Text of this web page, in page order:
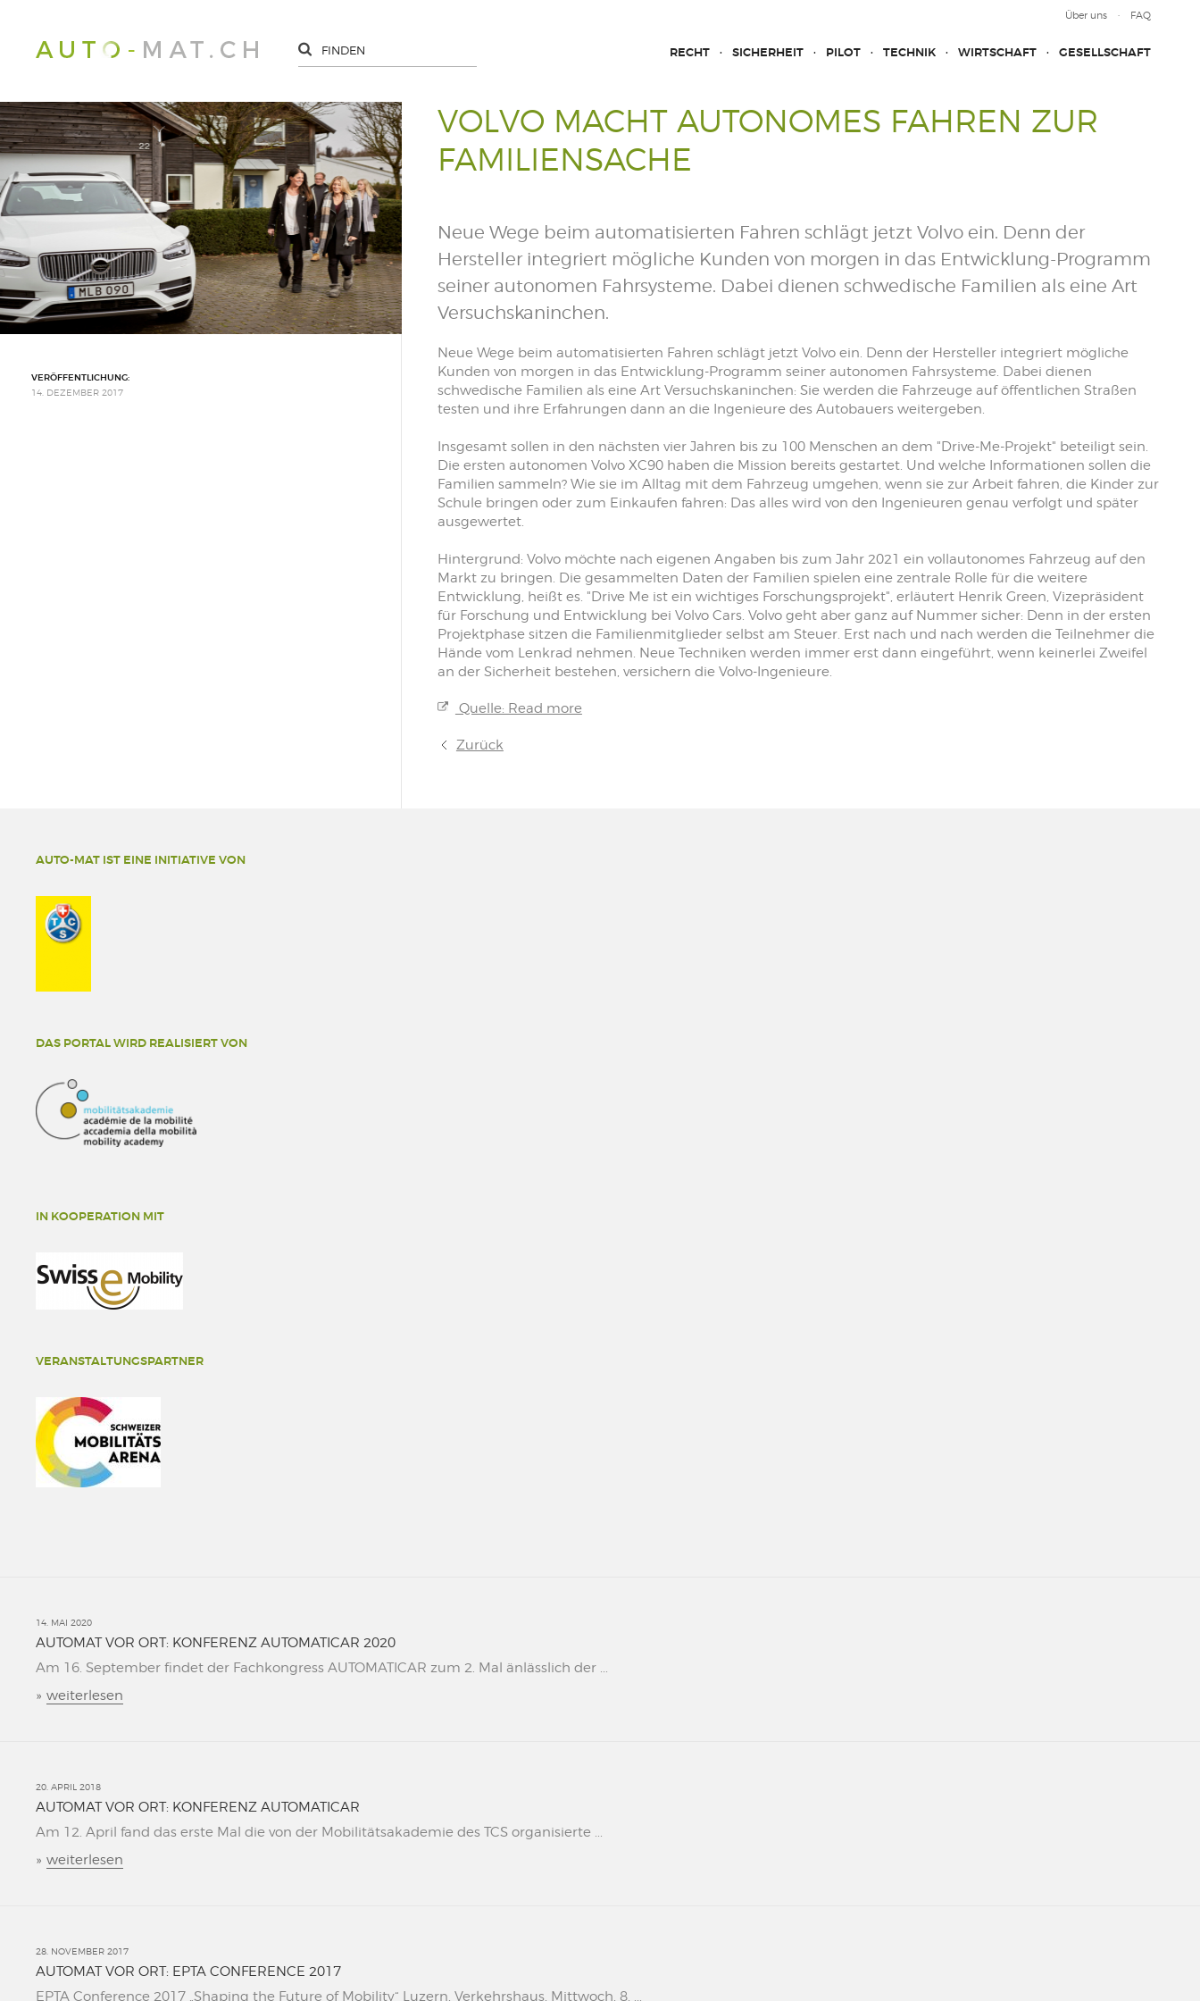
Über uns FAQ
RECHT SICHERHEIT PILOT TECHNIK WIRTSCHAFT GESELLSCHAFT
VOLVO MACHT AUTONOMES FAHREN ZUR
FAMILIENSACHE
Neue Wege beim automatisierten Fahren schlägt jetzt Volvo ein. Denn der
Hersteller integriert mögliche Kunden von morgen in das Entwicklung-Programm
seiner autonomen Fahrsysteme. Dabei dienen schwedische Familien als eine Art
Versuchskaninchen.
Neue Wege beim automatisierten Fahren schlägt jetzt Volvo ein. Denn der Hersteller integriert mögliche
Kunden von morgen in das Entwicklung-Programm seiner autonomen Fahrsysteme. Dabei dienen
schwedische Familien als eine Art Versuchskaninchen: Sie werden die Fahrzeuge auf öffentlichen Straßen
testen und ihre Erfahrungen dann an die Ingenieure des Autobauers weitergeben.
Insgesamt sollen in den nächsten vier Jahren bis zu 100 Menschen an dem "Drive-Me-Projekt" beteiligt sein.
Die ersten autonomen Volvo XC90 haben die Mission bereits gestartet. Und welche Informationen sollen die
Familien sammeln? Wie sie im Alltag mit dem Fahrzeug umgehen, wenn sie zur Arbeit fahren, die Kinder zur
Schule bringen oder zum Einkaufen fahren: Das alles wird von den Ingenieuren genau verfolgt und später
ausgewertet.
Hintergrund: Volvo möchte nach eigenen Angaben bis zum Jahr 2021 ein vollautonomes Fahrzeug auf den
Markt zu bringen. Die gesammelten Daten der Familien spielen eine zentrale Rolle für die weitere
Entwicklung, heißt es. "Drive Me ist ein wichtiges Forschungsprojekt", erläutert Henrik Green, Vizepräsident
für Forschung und Entwicklung bei Volvo Cars. Volvo geht aber ganz auf Nummer sicher: Denn in der ersten
Projektphase sitzen die Familienmitglieder selbst am Steuer. Erst nach und nach werden die Teilnehmer die
Hände vom Lenkrad nehmen. Neue Techniken werden immer erst dann eingeführt, wenn keinerlei Zweifel
an der Sicherheit bestehen, versichern die Volvo-Ingenieure.
Quelle: Read more
Zurück
VERÖFFENTLICHUNG:
14. DEZEMBER 2017
AUTO-MAT IST EINE INITIATIVE VON
DAS PORTAL WIRD REALISIERT VON
IN KOOPERATION MIT
VERANSTALTUNGSPARTNER
14. MAI 2020
AUTOMAT VOR ORT: KONFERENZ AUTOMATICAR 2020
Am 16. September findet der Fachkongress AUTOMATICAR zum 2. Mal änlässlich der ...
» weiterlesen
20. APRIL 2018
AUTOMAT VOR ORT: KONFERENZ AUTOMATICAR
Am 12. April fand das erste Mal die von der Mobilitätsakademie des TCS organisierte ...
» weiterlesen
28. NOVEMBER 2017
AUTOMAT VOR ORT: EPTA CONFERENCE 2017
EPTA Conference 2017 „Shaping the Future of Mobility“ Luzern, Verkehrshaus, Mittwoch, 8. ...